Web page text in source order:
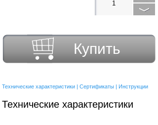
Купить
Технические характеристики | Сертификаты | Инструкции
Технические характеристики